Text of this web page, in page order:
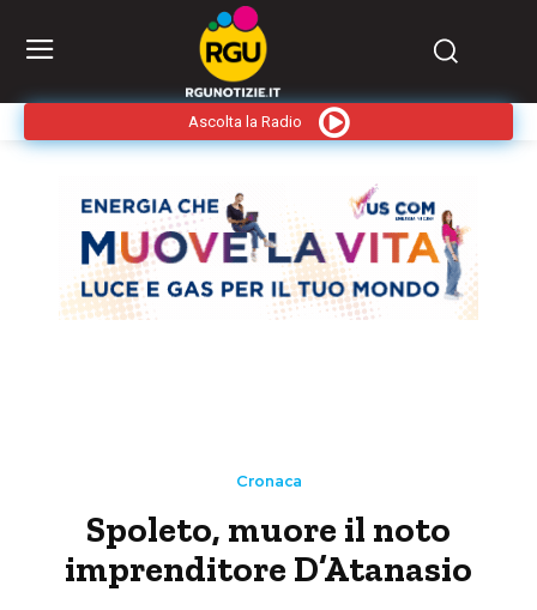
Ascolta la Radio
Cronaca
Spoleto, muore il noto
imprenditore D’Atanasio